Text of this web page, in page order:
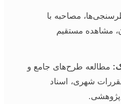
مصاحبه با
مشاهده مستقیم
مطالعه طرح‌های جامع و
شهری، اسناد
پژوهشی.